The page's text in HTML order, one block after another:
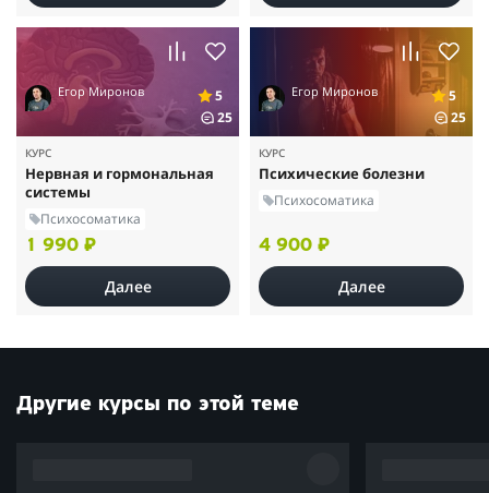
Егор Миронов
5
25
КУРС
Нервная и гормональная
системы
Психосоматика
1 990 ₽
Далее
Егор Миронов
5
25
КУРС
Психические болезни
Психосоматика
4 900 ₽
Далее
Другие курсы по этой теме